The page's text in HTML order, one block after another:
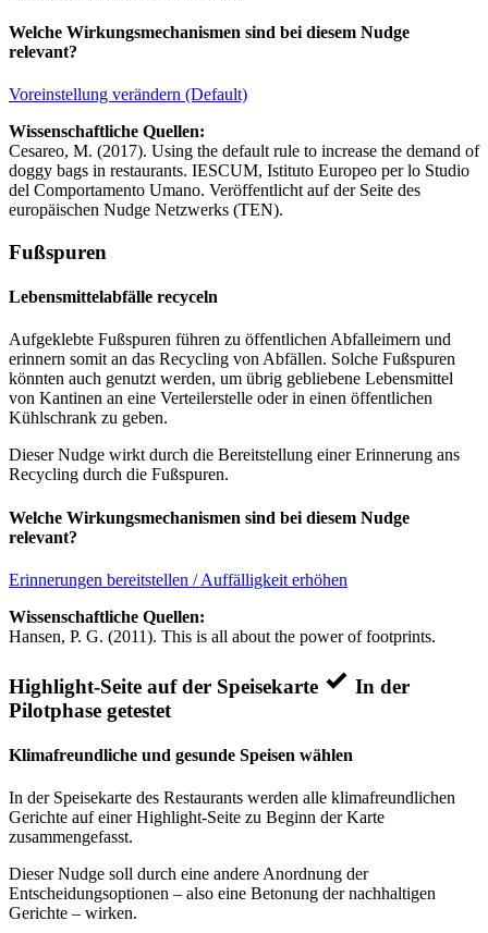
Welche Wirkungsmechanismen sind bei diesem Nudge
relevant?
Voreinstellung verändern (Default)
Wissenschaftliche Quellen:
Cesareo, M. (2017). Using the default rule to increase the demand of
doggy bags in restaurants. IESCUM, Istituto Europeo per lo Studio
del Comportamento Umano. Veröffentlicht auf der Seite des
europäischen Nudge Netzwerks (TEN).
Fußspuren
Lebensmittelabfälle recyceln
Aufgeklebte Fußspuren führen zu öffentlichen Abfalleimern und
erinnern somit an das Recycling von Abfällen. Solche Fußspuren
könnten auch genutzt werden, um übrig gebliebene Lebensmittel
von Kantinen an eine Verteilerstelle oder in einen öffentlichen
Kühlschrank zu geben.
Dieser Nudge wirkt durch die Bereitstellung einer Erinnerung ans
Recycling durch die Fußspuren.
Welche Wirkungsmechanismen sind bei diesem Nudge
relevant?
Erinnerungen bereitstellen / Auffälligkeit erhöhen
Wissenschaftliche Quellen:
Hansen, P. G. (2011). This is all about the power of footprints.
Highlight-Seite auf der Speisekarte
In der
Pilotphase getestet
Klimafreundliche und gesunde Speisen wählen
In der Speisekarte des Restaurants werden alle klimafreundlichen
Gerichte auf einer Highlight-Seite zu Beginn der Karte
zusammengefasst.
Dieser Nudge soll durch eine andere Anordnung der
Entscheidungsoptionen – also eine Betonung der nachhaltigen
Gerichte – wirken.